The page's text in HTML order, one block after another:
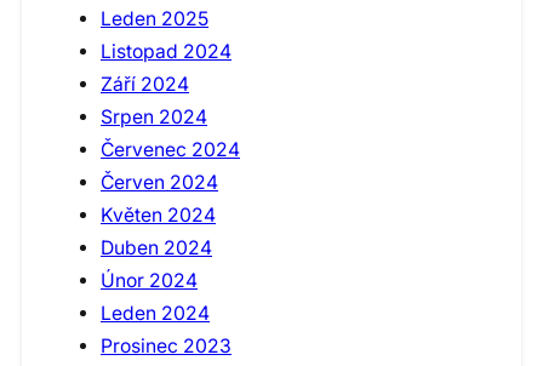
Leden 2025
Listopad 2024
Září 2024
Srpen 2024
Červenec 2024
Červen 2024
Květen 2024
Duben 2024
Únor 2024
Leden 2024
Prosinec 2023